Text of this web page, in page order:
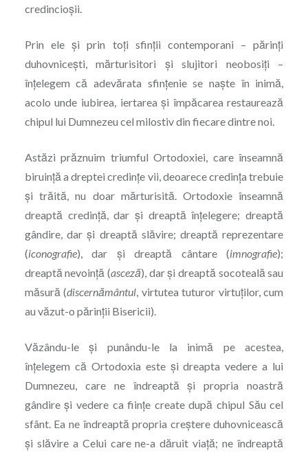
credincioșii.
Prin ele și prin toți sfinții contemporani – părinți
duhovnicești, mărturisitori și slujitori ne­obo­siți –
înțelegem că adevărata sfin­țenie se naște în inimă,
acolo unde iubirea, iertarea și împăcarea restaurează
chipul lui Dumnezeu cel milostiv din fiecare dintre noi.
Astăzi prăznuim triumful Ortodoxiei, care înseamnă
biruință a dreptei credințe vii, deoarece credința trebuie
și trăită, nu doar mărturisită. Ortodoxie înseamnă
dreaptă credință, dar și dreaptă înțelegere; dreaptă
gândire, dar și dreaptă slăvire; dreaptă reprezentare
(iconografie), dar și dreaptă cântare (imnografie);
dreaptă nevoință (asceză), dar și dreaptă socoteală sau
măsură (discernământul, virtutea tuturor virtu­ților, cum
au văzut-o părinții Bisericii).
Văzându-le și punându-le la inimă pe acestea,
înțelegem că Ortodoxia este și dreapta vedere a lui
Dumnezeu, care ne îndreaptă și propria noastră
gândire și vedere ca ființe create după chipul Său cel
sfânt. Ea ne îndreaptă propria creștere duhovnicească
și slăvire a Celui care ne-a dăruit viață; ne îndreaptă